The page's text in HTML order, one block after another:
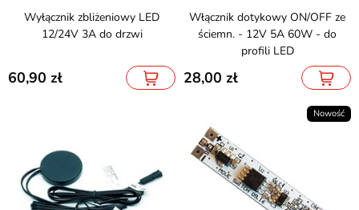
Wyłącznik zbliżeniowy LED
12/24V 3A do drzwi
60,90
Włącznik dotykowy ON/OFF ze
ściemn. - 12V 5A 60W - do
profili LED
28,00
Nowość